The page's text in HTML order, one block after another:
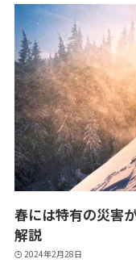
春には特有の災害
解説
2024年2月28日